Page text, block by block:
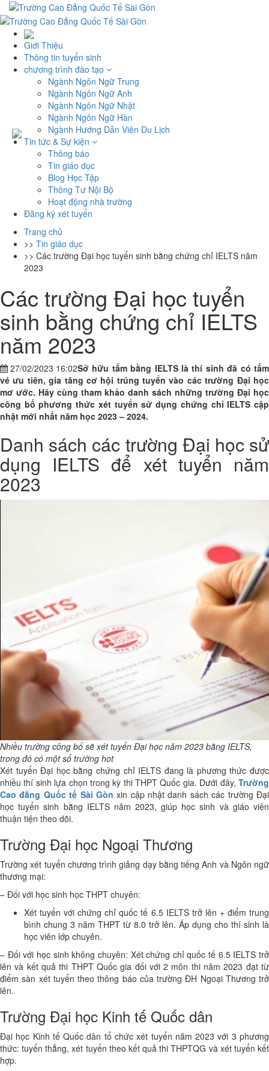
Giới Thiệu
Thông tin tuyển sinh
chương trình đào tạo
Ngành Ngôn Ngữ Trung
Ngành Ngôn Ngữ Anh
Ngành Ngôn Ngữ Nhật
Ngành Ngôn Ngữ Hàn
Ngành Hướng Dẫn Viên Du Lịch
Tin tức & Sự kiện
Thông báo
Tin giáo dục
Blog Học Tập
Thông Tư Nội Bộ
Hoạt động nhà trường
Đăng ký xét tuyển
Trang chủ
>> Tin giáo dục
>> Các trường Đại học tuyển sinh bằng chứng chỉ IELTS năm
2023
Các trường Đại học tuyển
sinh bằng chứng chỉ IELTS
năm 2023
27/02/2023 16:02Sở hữu tấm bằng IELTS là thí sinh đã có tấm
vé ưu tiên, gia tăng cơ hội trúng tuyển vào các trường Đại học
mơ ước. Hãy cùng tham khảo danh sách những trường Đại học
công bố phương thức xét tuyển sử dụng chứng chỉ IELTS cập
nhật mới nhất năm học 2023 – 2024.
Danh sách các trường Đại học sử
dụng IELTS để xét tuyển năm
2023
Nhiều trường công bố sẽ xét tuyển Đại học năm 2023 bằng IELTS,
trong đó có một số trường hot
Xét tuyển Đại học bằng chứng chỉ IELTS đang là phương thức được
nhiều thí sinh lựa chọn trong kỳ thi THPT Quốc gia. Dưới đây, Trường
Cao đẳng Quốc tế Sài Gòn xin cập nhật danh sách các trường Đại
học tuyển sinh bằng IELTS năm 2023, giúp học sinh và giáo viên
thuận tiện theo dõi.
Trường Đại học Ngoại Thương
Trường xét tuyển chương trình giảng dạy bằng tiếng Anh và Ngôn ngữ
thương mại:
– Đối với học sinh học THPT chuyên:
Xét tuyển với chứng chỉ quốc tế 6.5 IELTS trở lên + điểm trung
bình chung 3 năm THPT từ 8.0 trở lên. Áp dụng cho thí sinh là
học viên lớp chuyên.
– Đối với học sinh không chuyên: Xét chứng chỉ quốc tế 6.5 IELTS trở
lên và kết quả thi THPT Quốc gia đối với 2 môn thi năm 2023 đạt từ
điểm sàn xét tuyển theo thông báo của trường ĐH Ngoại Thương trở
lên.
Trường Đại học Kinh tế Quốc dân
Đại học Kinh tế Quốc dân tổ chức xét tuyển năm 2023 với 3 phương
thức: tuyển thẳng, xét tuyển theo kết quả thi THPTQG và xét tuyển kết
hợp.